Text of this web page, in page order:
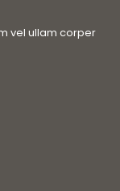
vel ullam corper